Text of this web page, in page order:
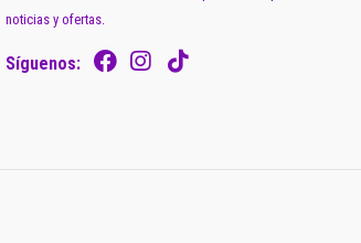
noticias y ofertas.
Síguenos: